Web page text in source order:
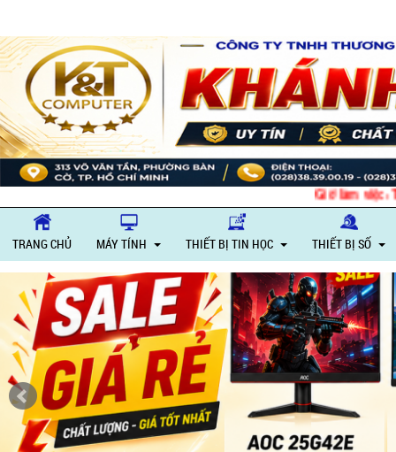
Giờ làm việc: Thứ
TRANG CHỦ MÁY TÍNH THIẾT BỊ TIN HỌC THIẾT BỊ SỐ